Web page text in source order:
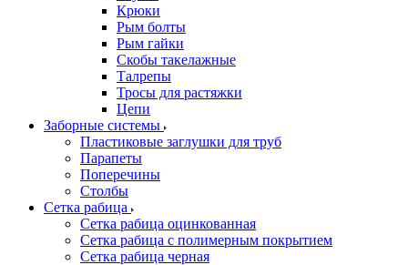
Крюки
Рым болты
Рым гайки
Скобы такелажные
Талрепы
Тросы для растяжки
Цепи
Заборные системы
Пластиковые заглушки для труб
Парапеты
Поперечины
Столбы
Сетка рабица
Сетка рабица оцинкованная
Сетка рабица с полимерным покрытием
Сетка рабица черная